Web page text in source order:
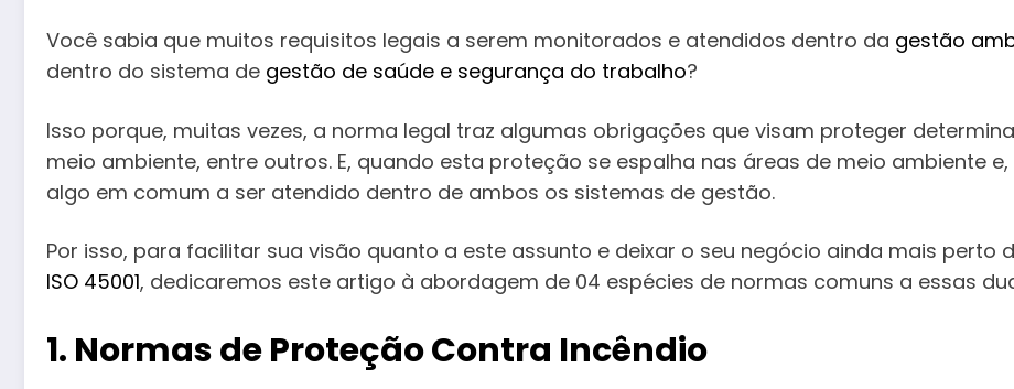
Você sabia que muitos requisitos legais a serem monitorados e atendidos dentro da gestão
dentro do sistema de gestão de saúde e segurança do trabalho?
Isso porque, muitas vezes, a norma legal traz algumas obrigações que visam proteger
meio ambiente, entre outros. E, quando esta proteção se espalha nas áreas de meio ambiente
algo em comum a ser atendido dentro de ambos os sistemas de gestão.
Por isso, para facilitar sua visão quanto a este assunto e deixar o seu negócio ainda mais
ISO 45001, dedicaremos este artigo à abordagem de 04 espécies de normas comuns a essas
1. Normas de Proteção Contra Incêndio